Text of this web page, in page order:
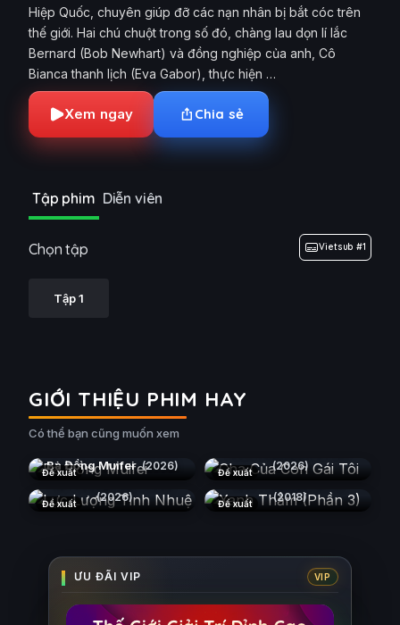
Hiệp Quốc, chuyên giúp đỡ các nạn nhân bị bắt cóc trên
thế giới. Hai chú chuột trong số đó, chàng lau dọn lí lắc
Bernard (Bob Newhart) và đồng nghiệp của anh, Cô
Bianca thanh lịch (Eva Gabor), thực hiện …
Xem ngay Chia sẻ
Tập phim Diễn viên
Chọn tập Vietsub #1
Tập 1
GIỚI THIỆU PHIM HAY
Có thể bạn cũng muốn xem
Đề xuất
Bà Đồng Muifei (2026) Đề xuất (2026)
Đề xuất
Lực Lượng Tinh Nhuệ
(2026) Đề xuất (2018)